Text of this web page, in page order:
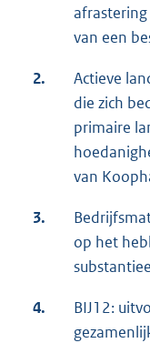
van een
2.
Actieve
die zich
primaire
van
3.
op het
4.
BIJ12: